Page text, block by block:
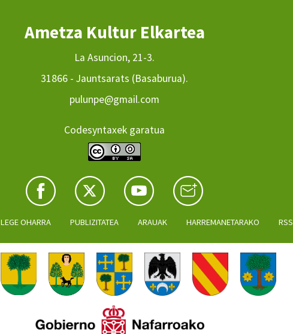
Ametza Kultur Elkartea
La Asuncion, 21-3.
31866 - Jauntsarats (Basaburua).
pulunpe@gmail.com
Codesyntaxek garatua
LEGE OHARRA PUBLIZITATEA ARAUAK HARREMANETARAKO RSS